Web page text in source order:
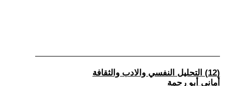
(12) التحليل النفسي والادب والثقافة
أماني أبو رحمة